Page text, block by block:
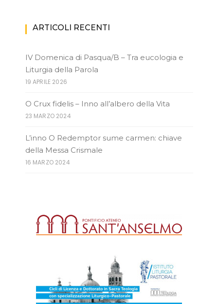
ARTICOLI RECENTI
IV Domenica di Pasqua/B – Tra eucologia e
Liturgia della Parola
19 APRILE 2026
O Crux fidelis – Inno all’albero della Vita
23 MARZO 2024
L’inno O Redemptor sume carmen: chiave
della Messa Crismale
16 MARZO 2024